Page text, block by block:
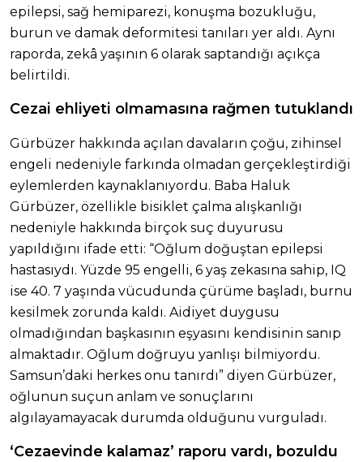
epilepsi, sağ hemiparezi, konuşma bozukluğu,
burun ve damak deformitesi tanıları yer aldı. Aynı
raporda, zekâ yaşının 6 olarak saptandığı açıkça
belirtildi.
Cezai ehliyeti olmamasına rağmen tutuklandı
Gürbüzer hakkında açılan davaların çoğu, zihinsel
engeli nedeniyle farkında olmadan gerçekleştirdiği
eylemlerden kaynaklanıyordu. Baba Haluk
Gürbüzer, özellikle bisiklet çalma alışkanlığı
nedeniyle hakkında birçok suç duyurusu
yapıldığını ifade etti: “Oğlum doğuştan epilepsi
hastasıydı. Yüzde 95 engelli, 6 yaş zekasına sahip, IQ
ise 40. 7 yaşında vücudunda çürüme başladı, burnu
kesilmek zorunda kaldı. Aidiyet duygusu
olmadığından başkasının eşyasını kendisinin sanıp
almaktadır. Oğlum doğruyu yanlışı bilmiyordu.
Samsun’daki herkes onu tanırdı” diyen Gürbüzer,
oğlunun suçun anlam ve sonuçlarını
algılayamayacak durumda olduğunu vurguladı.
‘Cezaevinde kalamaz’ raporu vardı, bozuldu